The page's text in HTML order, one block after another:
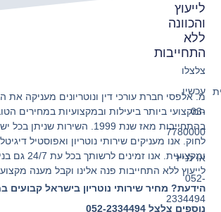
מ. אלפסי חברת עורכי דין ונוטריונים מעניקה את
המקצועי ביותר ביעילות ובמקצועיות במחירים
בהתחייבות מאז שנת 1999. השירות
לחוק. אנו מעניקים שירותי נוטריון ואפוסטיל
לייעוץ ללא התחייבות פנה אלינו וקבל מענה
הידעת? מחיר שירותי נוטריון בישראל קבועים
נוספים צלצל 052-2334494
לייעוץ
והכוונה
ללא
התחייבות
צלצלו
עכשיו
03-
7780000
או לנייד
052-
2334494